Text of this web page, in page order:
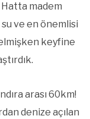
madem
ve en önemlisi
keyfine
arası 60km!
denize açılan